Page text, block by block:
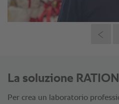
La soluzione
Per crea un laboratorio